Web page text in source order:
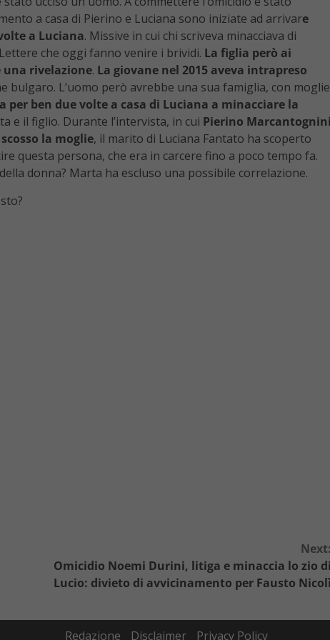
a casa di Pierino e Luciana sono iniziate ad arrivare
a Luciana. Missive in cui chi scriveva minacciava di
che oggi fanno venire i brividi. La figlia però ai
rivelazione. La giovane nel 2015 aveva intrapreso
bulgaro. L’uomo però avrebbe una sua famiglia, con moglie
per ben due volte a casa di Luciana a minacciare la
e il figlio. Durante l’intervista, in cui Pierino
la moglie, il marito di Luciana Fantato ha scoperto
questa persona, che era in carcere fino a poco tempo fa.
donna? Marta ha escluso una possibile correlazione.
Omicidio Noemi Durini, litiga e minaccia lo zio
Lucio: divieto di avvicinamento per Fausto
Redazione Disclaimer Privacy Policy